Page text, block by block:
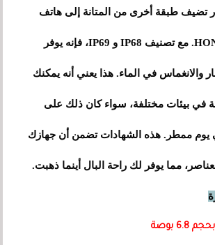
تضيف طبقة أخرى من المتانة إلى هاتف
HONOR Magic7 RSR. مع تصنيف IP68 و IP69، فإنه يوفر
والانغماس في الماء. هذا يعني أنه يمكنك
في بيئات مختلفة، سواء كان ذلك على
ممطر. هذه الشهادات تضمن أن جهازك
مما يوفر لك راحة البال أينما ذهبت.